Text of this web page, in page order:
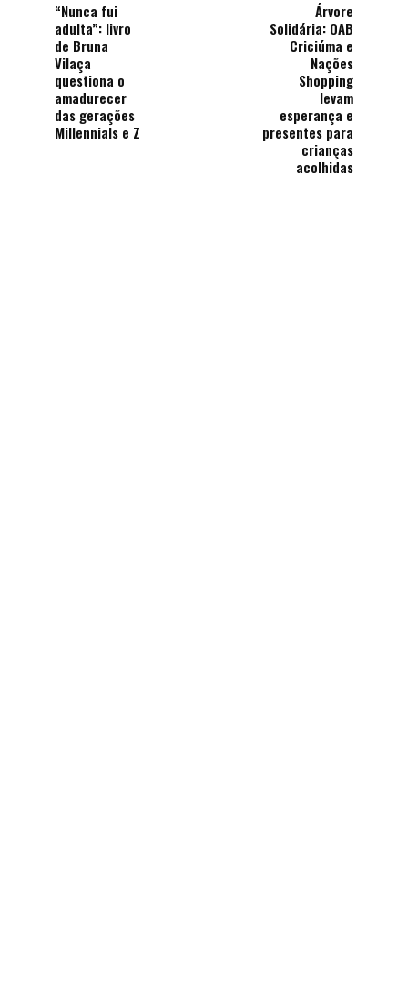
“Nunca fui
adulta”: livro
de Bruna
Vilaça
questiona o
amadurecer
das gerações
Millennials e Z
Árvore
Solidária: OAB
Criciúma e
Nações
Shopping
levam
esperança e
presentes para
crianças
acolhidas